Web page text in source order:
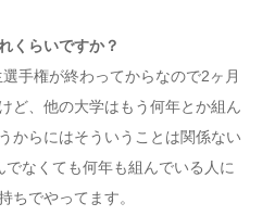
くらいですか？
手権が終わってからなので2ヶ月
ど、他の大学はもう何年とか組ん
からにはそういうことは関係ない
なくても何年も組んでいる人に
ちでやってます。